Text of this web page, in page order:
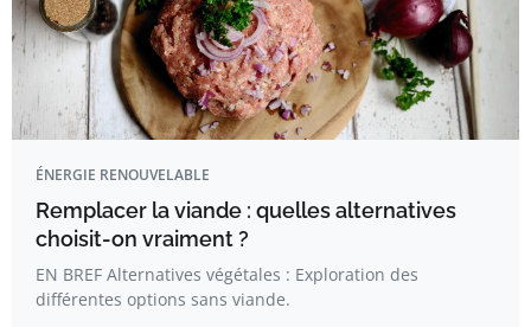
ÉNERGIE RENOUVELABLE
Remplacer la viande : quelles alternatives
choisit-on vraiment ?
EN BREF Alternatives végétales : Exploration des
différentes options sans viande.